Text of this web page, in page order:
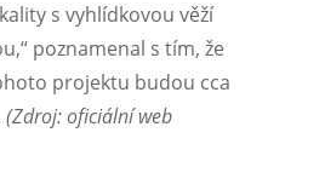
s vyhlídkovou věží
poznamenal s tím, že
projektu budou cca
(Zdroj: oficiální web